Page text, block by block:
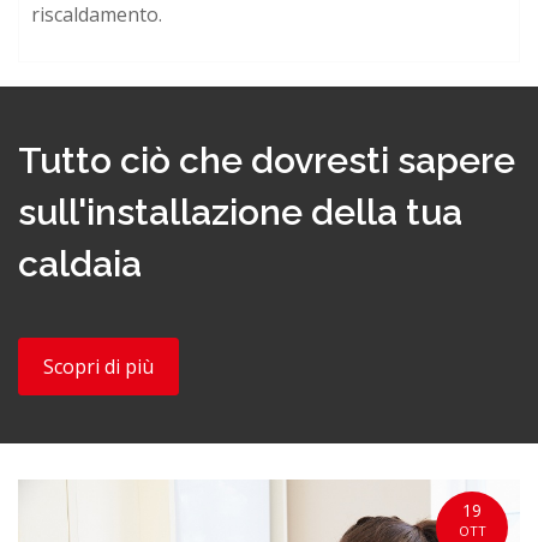
riscaldamento.
Tutto ciò che dovresti sapere
sull'installazione della tua
caldaia
Scopri di più
19
OTT